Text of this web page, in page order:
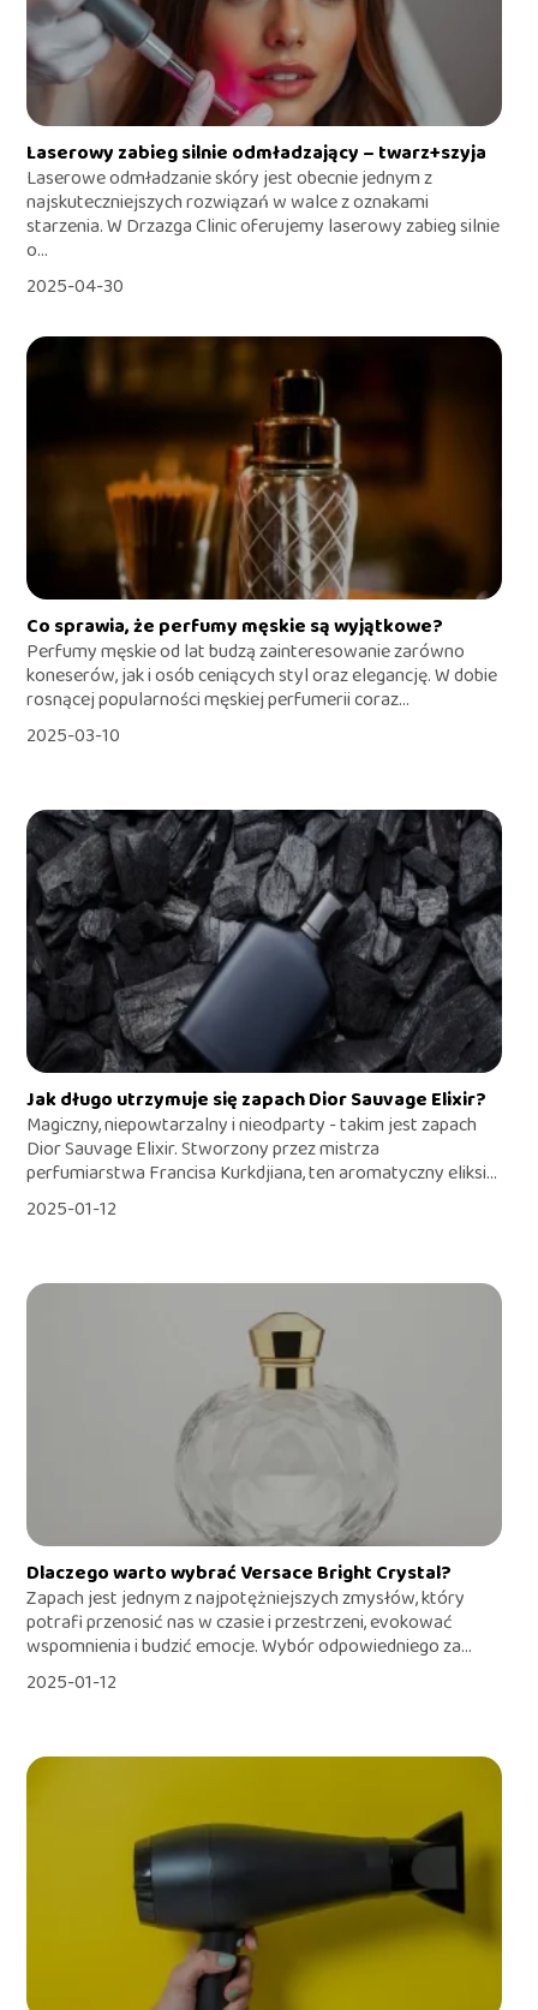
Laserowy zabieg silnie odmładzający – twarz+szyja
Laserowe odmładzanie skóry jest obecnie jednym z
najskuteczniejszych rozwiązań w walce z oznakami
starzenia. W Drzazga Clinic oferujemy laserowy zabieg silnie
o...
2025-04-30
Co sprawia, że perfumy męskie są wyjątkowe?
Perfumy męskie od lat budzą zainteresowanie zarówno
koneserów, jak i osób ceniących styl oraz elegancję. W dobie
rosnącej popularności męskiej perfumerii coraz...
2025-03-10
Jak długo utrzymuje się zapach Dior Sauvage Elixir?
Magiczny, niepowtarzalny i nieodparty - takim jest zapach
Dior Sauvage Elixir. Stworzony przez mistrza
perfumiarstwa Francisa Kurkdjiana, ten aromatyczny eliksi...
2025-01-12
Dlaczego warto wybrać Versace Bright Crystal?
Zapach jest jednym z najpotężniejszych zmysłów, który
potrafi przenosić nas w czasie i przestrzeni, evokować
wspomnienia i budzić emocje. Wybór odpowiedniego za...
2025-01-12